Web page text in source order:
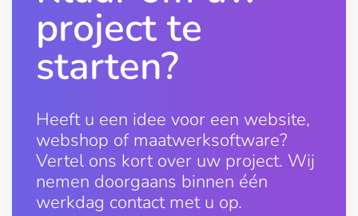
project te
starten?
Heeft u een idee voor een website,
webshop of maatwerksoftware?
Vertel ons kort over uw project. Wij
nemen doorgaans binnen één
werkdag contact met u op.